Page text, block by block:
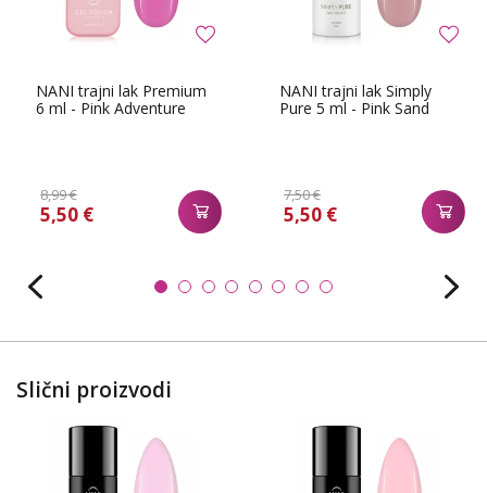
NANI trajni lak Premium
6 ml - Pink Adventure
8,99 €
5,50 €
NANI trajni lak Simply
Pure 5 ml - Pink Sand
7,50 €
5,50 €
Slični proizvodi